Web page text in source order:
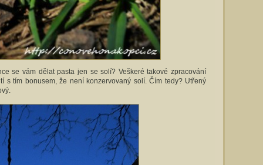
se vám dělat pasta jen se solí? Veškeré takové zpracování
s tím bonusem, že není konzervovaný solí. Čím tedy? Utřený